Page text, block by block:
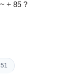
+ 85 ?